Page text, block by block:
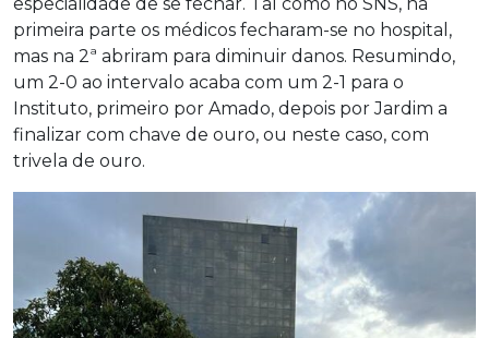
primeira parte os médicos fecharam-se no hospital,
mas na 2ª abriram para diminuir danos. Resumindo,
um 2-0 ao intervalo acaba com um 2-1 para o
Instituto, primeiro por Amado, depois por Jardim a
finalizar com chave de ouro, ou neste caso, com
trivela de ouro.